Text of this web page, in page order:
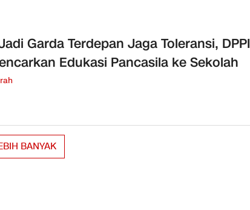
Garda Terdepan Jaga Toleransi, DPPI
Edukasi Pancasila ke Sekolah
BANYAK